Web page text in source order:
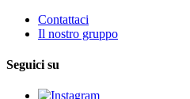
Contattaci
Il nostro gruppo
Seguici su